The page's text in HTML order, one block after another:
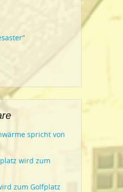
spricht von
wird zum
zum Golfplatz